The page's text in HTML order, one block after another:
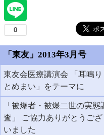
「東友」2013年3月号
東友会医療講演会 「耳鳴り
とめまい」をテーマに
「被爆者・被爆二世の実態
査」 ご協力ありがとうござ
いました